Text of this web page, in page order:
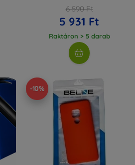
6 590 Ft
5 931 Ft
Raktáron > 5 darab
-10%